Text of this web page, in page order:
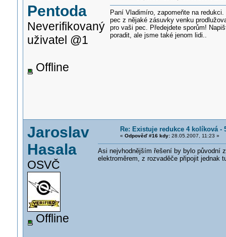
Pentoda
Neverifikovaný
uživatel @1
Offline
Paní Vladimíro, zapomeňte na
pec z nějaké zásuvky venku
pro vaši pec. Předejdete sporům!
poradit, ale jsme také jenom lidi..
Jaroslav
Hasala
OSVČ
Offline
Re: Existuje redukce 4 kolíková -
« Odpověď #16 kdy:28.05.2007, 11:23 »
Asi nejvhodnějším řešení by bylo původní
elektroměrem, z rozvaděče připojit